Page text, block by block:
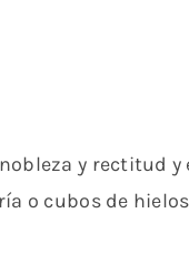
y rectitud y
o cubos de